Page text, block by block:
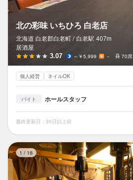
北の彩味 いちひろ 白老店
北海道 白老郡白老町 / 白老駅 407m
居酒屋
3.07 ～￥5,999 － 70席
個人経営 ネイルOK
バイト ホールスタッフ
最終更新日：30日以上前
1 / 16